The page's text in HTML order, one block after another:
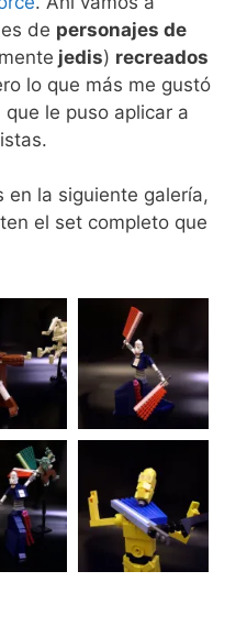
de personajes de
jedis) recreados
lo que más me gustó
que le puso aplicar a
en la siguiente galería,
el set completo que